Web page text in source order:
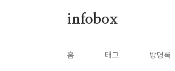
infobox
홈 태그 방명록